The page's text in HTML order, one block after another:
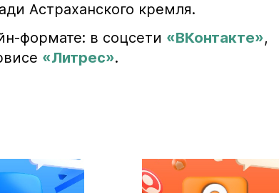
Астраханского кремля.
формате: в соцсети «ВКонтакте»,
«Литрес».